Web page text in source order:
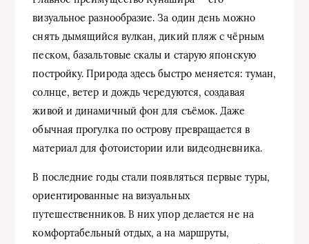
визуальное разнообразие. За один день можно
снять дымящийся вулкан, дикий пляж с чёрным
песком, базальтовые скалы и старую японскую
постройку. Природа здесь быстро меняется: туман,
солнце, ветер и дождь чередуются, создавая
живой и динамичный фон для съёмок. Даже
обычная прогулка по острову превращается в
материал для фотоистории или видеодневника.
В последние годы стали появляться первые туры,
ориентированные на визуальных
путешественников. В них упор делается не на
комфортабельный отдых, а на маршруты,